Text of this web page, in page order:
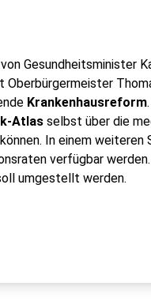
Gesundheitsminister
Krankenhausreform
Atlas selbst über die
In einem
verfügbar
umgestellt werden.